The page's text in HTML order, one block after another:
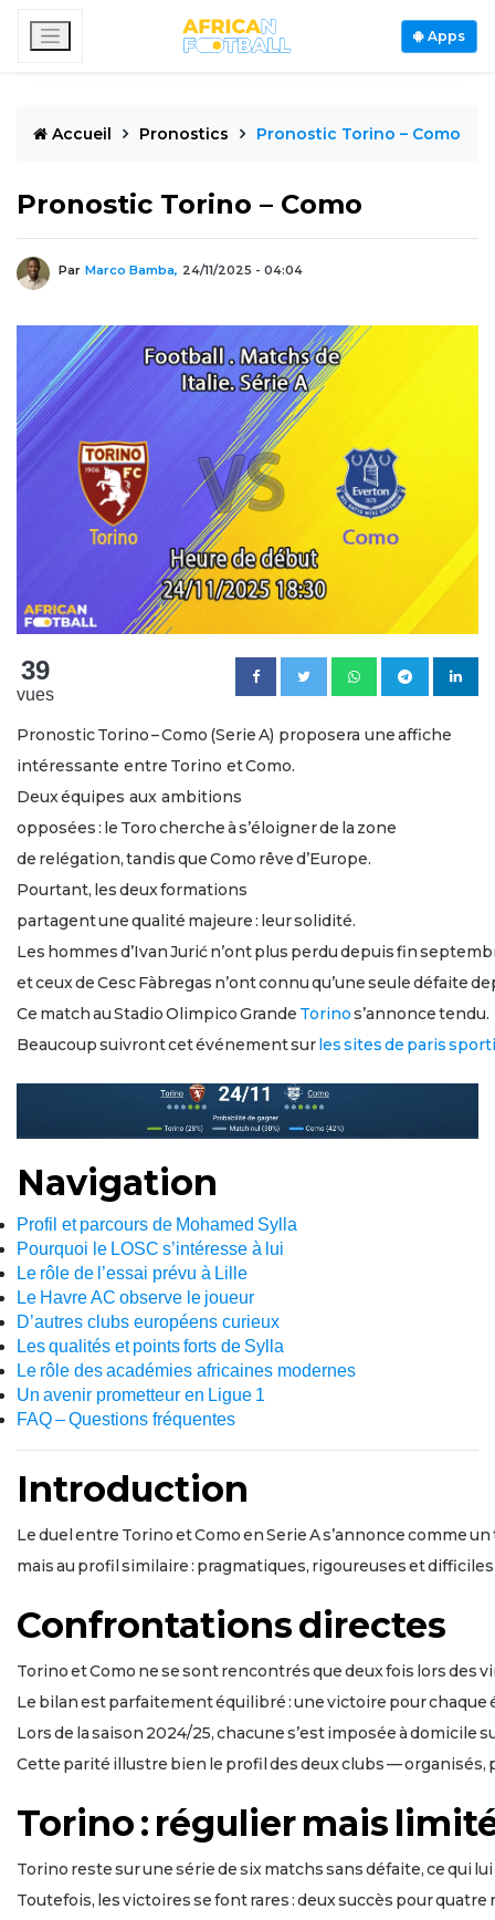
Apps
Accueil Pronostics Pronostic Torino – Como
Pronostic Torino – Como
Par Marco Bamba, 24/11/2025 - 04:04
39
vues
Pronostic Torino – Como (Serie A) proposera une affiche
intéressante entre Torino et Como.
Deux équipes aux ambitions
opposées : le Toro cherche à s’éloigner de la zone
de relégation, tandis que Como rêve d’Europe.
Pourtant, les deux formations
partagent une qualité majeure : leur solidité.
Les hommes d’Ivan Jurić n’ont plus perdu depuis fin
et ceux de Cesc Fàbregas n’ont connu qu’une seule défaite
Ce match au Stadio Olimpico Grande Torinos’annonce tendu.
Beaucoup suivront cet événement surles sites de paris
Navigation
Profil et parcours de Mohamed Sylla
Pourquoi le LOSC s’intéresse à lui
Le rôle de l’essai prévu à Lille
Le Havre AC observe le joueur
D’autres clubs européens curieux
Les qualités et points forts de Sylla
Le rôle des académies africaines modernes
Un avenir prometteur en Ligue 1
FAQ – Questions fréquentes
Introduction
Le duel entre Torino et Como en Serie A s’annonce comme
mais au profil similaire : pragmatiques, rigoureuses et
Confrontations directes
Torino et Como ne se sont rencontrés que deux fois lors des
Le bilan est parfaitement équilibré : une victoire pour chaque
Lors de la saison 2024/25, chacune s’est imposée à domicile
Cette parité illustre bien le profil des deux clubs —
Torino : régulier mais
Torino reste sur une série de six matchs sans défaite, ce qui
Toutefois, les victoires se font rares : deux succès pour